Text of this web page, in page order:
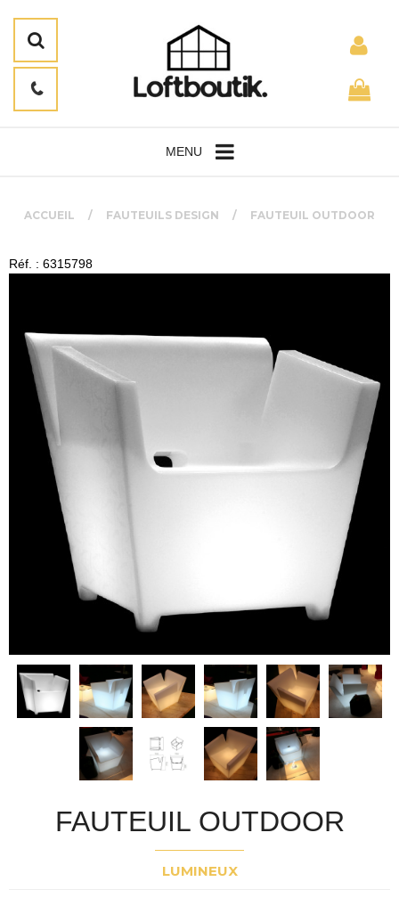
MENU
ACCUEIL FAUTEUILS DESIGN FAUTEUIL OUTDOOR
Réf. : 6315798
FAUTEUIL OUTDOOR
LUMINEUX